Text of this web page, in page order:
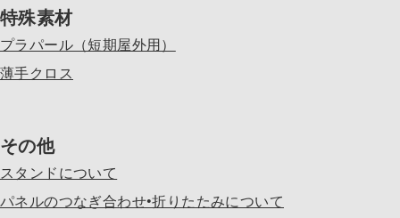
特殊素材
プラパール（短期屋外用）
薄手クロス
その他
スタンドについて
パネルのつなぎ合わせ•折りたたみについて